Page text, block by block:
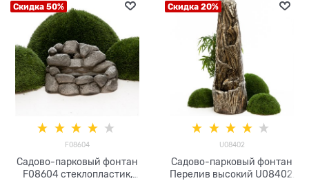
Скидка 50%
F08604
Садово-парковый фонтан
F08604 стеклопластик,
Скидка 20%
U08402
Садово-парковый фонтан
Перелив высокий U08402,